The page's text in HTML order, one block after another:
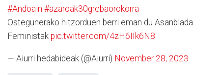
#Andoain #azaroak30grebaorokorra
Ostegunerako hitzorduen berri eman du Asanblada
Feministak pic.twitter.com/4zH6IIk6N8
— Aiurri hedabideak (@Aiurri) November 28, 2023